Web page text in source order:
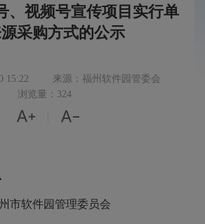
、视频号宣传项目实行单
采购方式的公示
15:22
来源：福州软件园管委会
浏览量：324
 
软件园管理委员会